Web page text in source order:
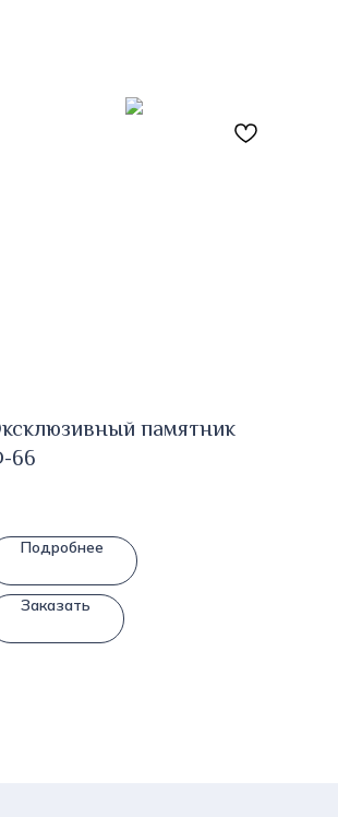
памятник
66
Подробнее
Заказать